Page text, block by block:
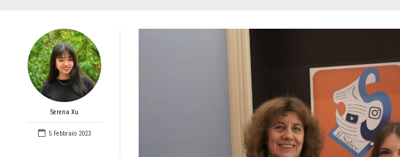
Serena Xu
5 Febbraio 2023